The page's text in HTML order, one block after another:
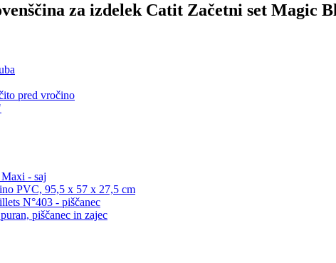
za izdelek Catit Začetni set Magic
pred vročino
- saj
PVC, 95,5 x 57 x 27,5 cm
N°403 - piščanec
piščanec in zajec